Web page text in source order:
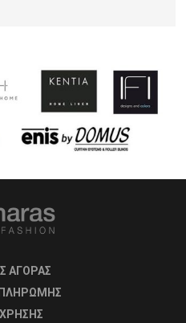
ΑΓΟΡΑΣ
ΧΡΗΣΗΣ